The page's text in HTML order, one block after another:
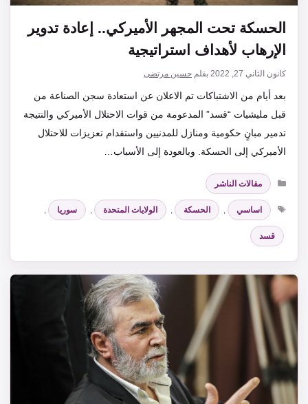
الحسكة تحت المجهر الأميركي.. إعادة تدوير
الإرهاب لأهداف استراتيجية
كانون الثاني 27, 2022 بقلم حسين مرتضى
بعد أيام من الاشتباكات تم الاعلان عن استعادة سجن الصناعة من
قبل مليشيات “قسد” المدعومة من قوات الاحتلال الأميركي والنتيجة
تدمير مبانٍ حكومية ومنازل للمدنيين واستقدام تعزيزات للاحتلال
الأميركي إلى الحسكة. وبالعودة إلى الأسباب…
التصنيفات
مقالات الناشر
الوسوم
اساسي , الحسكة , الولايات المتحدة , سوريا ,
قسد